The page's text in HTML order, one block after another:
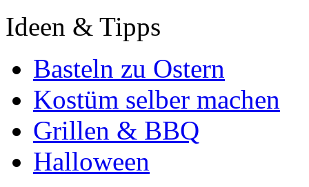
Ideen & Tipps
Basteln zu Ostern
Kostüm selber machen
Grillen & BBQ
Halloween